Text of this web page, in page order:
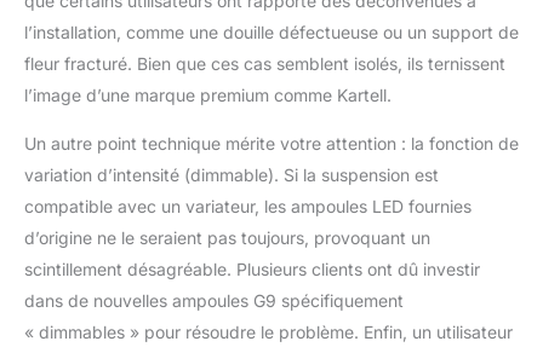
l’installation, comme une douille défectueuse ou un support de
fleur fracturé. Bien que ces cas semblent isolés, ils ternissent
l’image d’une marque premium comme Kartell.
Un autre point technique mérite votre attention : la fonction de
variation d’intensité (dimmable). Si la suspension est
compatible avec un variateur, les ampoules LED fournies
d’origine ne le seraient pas toujours, provoquant un
scintillement désagréable. Plusieurs clients ont dû investir
dans de nouvelles ampoules G9 spécifiquement
« dimmables » pour résoudre le problème. Enfin, un utilisateur